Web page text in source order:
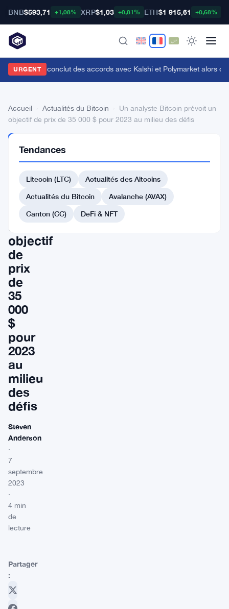
BNB$593,71 +1,08% XRP$1,03 +0,81% ETH$1 915,61 +0,68%
URGENT
Sports conclut des accords avec Kalshi et Polymarket alors
Accueil Actualités du Bitcoin
Un analyste Bitcoin prévoit un
objectif de prix de 35 000 $ pour 2023 au milieu des défis
DU BITCOIN
analyste
Bitcoin
prévoit
un
objectif
de
prix
de
35
000
$
pour
2023
au
milieu
des
défis
Steven
Anderson
·
7
septembre
2023
·
4 min
de
lecture
Partager
:
Tendances
Litecoin (LTC)
Actualités des Altcoins
Actualités du Bitcoin
Avalanche (AVAX)
Canton (CC)
DeFi & NFT